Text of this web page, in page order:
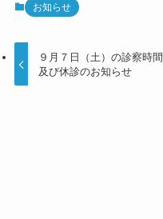
お知らせ
９月７日（土）の診察時間
及び休診のお知らせ